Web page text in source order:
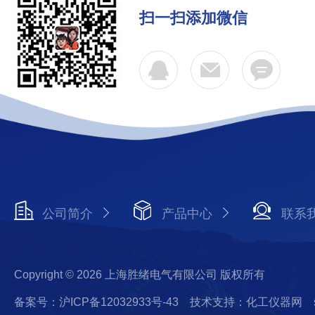
扫一扫添加微信
公司简介 产品中心 联系
Copyright © 2026 上海胜绪电气有限公司 版权所有
备案号：沪ICP备12032933号-43 技术支持：化工仪器网